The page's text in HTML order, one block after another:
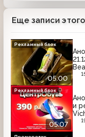
Еще записи
05:00
Рекламный блок
05:07
и
Рекламный блок